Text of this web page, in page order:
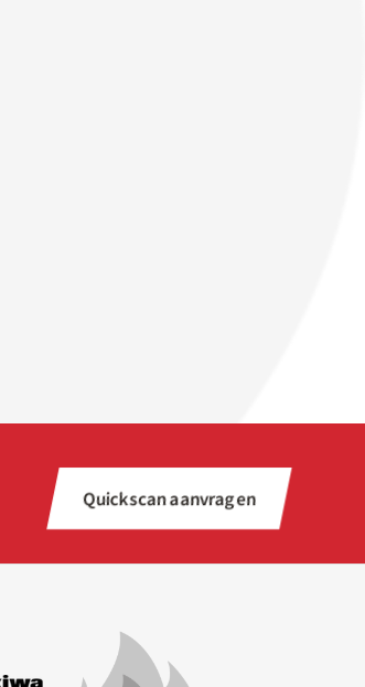
Quickscan aanvragen